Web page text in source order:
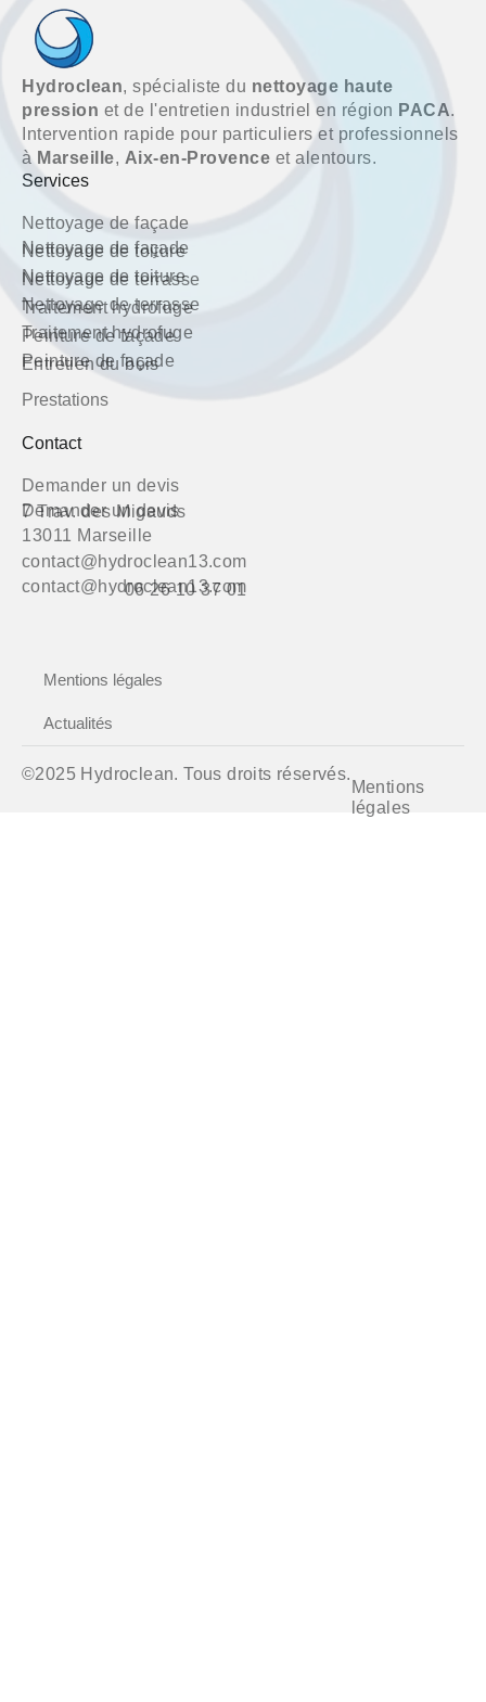
Hydroclean, spécialiste du nettoyage haute
pression et de l'entretien industriel en région PACA.
Intervention rapide pour particuliers et professionnels
à Marseille, Aix-en-Provence et alentours.
Services
Nettoyage de façade
Nettoyage de façade
Nettoyage de toiture
Nettoyage de toiture
Nettoyage de terrasse
Nettoyage de terrasse
Traitement hydrofuge
Traitement hydrofuge
Peinture de façade
Peinture de façade
Entretien du bois
Prestations
Contact
Demander un devis
Demander un devis
7 Trav. des Migauds
13011 Marseille
contact@hydroclean13.com
contact@hydroclean13.com
06 26 10 37 01
Mentions légales
Actualités
©2025 Hydroclean. Tous droits réservés.
Mentions
légales